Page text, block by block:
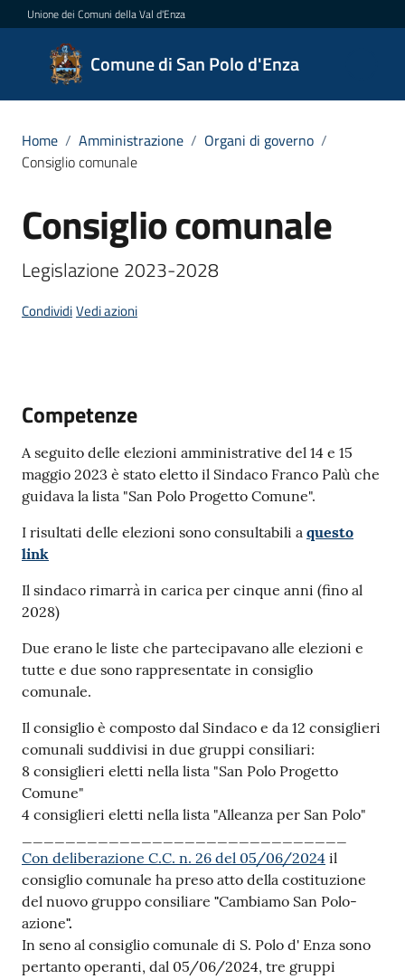
Vai al contenuto
Vai alla navigazione
Vai al footer
Unione dei Comuni della Val d'Enza
Comune di San Polo d'Enza
Comune
di San
d'Enza
Amministrazione
Menu selezionato
Novità
Servizi
Polo
A
b
o
PagoPA
PNRR
Tutti
gli
argomenti
Seguici
su
Home / Amministrazione / Organi di governo /
Consiglio comunale
Salta al contenuto
Consiglio comunale
Legislazione 2023-2028
CondividiVedi azioni
Competenze
A seguito delle elezioni amministrative del 14 e 15
maggio 2023 è stato eletto il Sindaco Franco Palù che
guidava la lista "San Polo Progetto Comune".
I risultati delle elezioni sono consultabili a questo
link
Il sindaco rimarrà in carica per cinque anni (fino al
2028)
Due erano le liste che partecipavano alle elezioni e
tutte e due sono rappresentate in consiglio
comunale.
Il consiglio è composto dal Sindaco e da 12 consiglieri
comunali suddivisi in due gruppi consiliari:
8 consiglieri eletti nella lista "San Polo Progetto
Comune"
4 consiglieri eletti nella lista "Alleanza per San Polo"
Con deliberazione C.C. n. 26 del 05/06/2024 il
consiglio comunale ha preso atto della costituzione
del nuovo gruppo consiliare "Cambiamo San Polo-
azione".
In seno al consiglio comunale di S. Polo d' Enza sono
pertanto operanti, dal 05/06/2024, tre gruppi